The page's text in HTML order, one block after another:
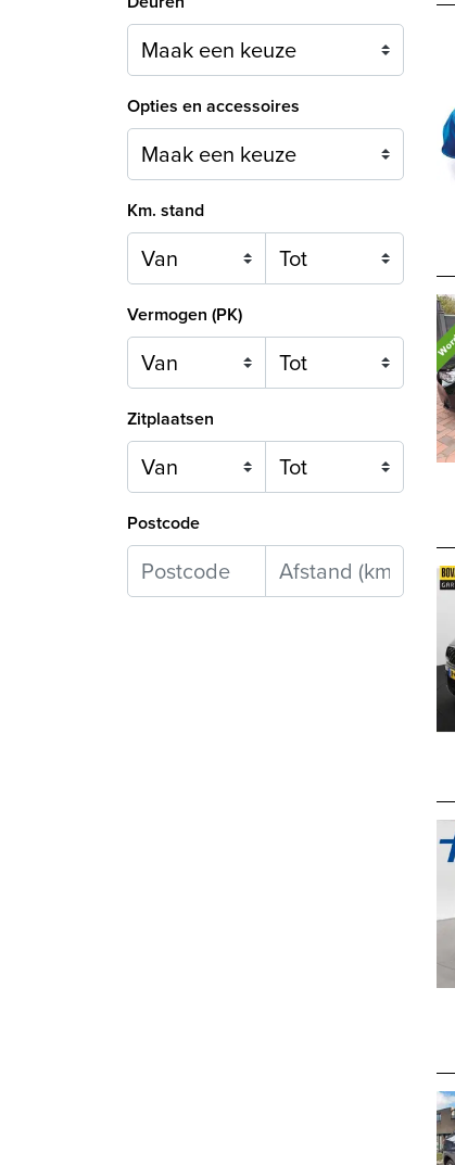
Maak een keuze
Opties en accessoires
Maak een keuze
Km. stand
Vermogen (PK)
Zitplaatsen
Postcode